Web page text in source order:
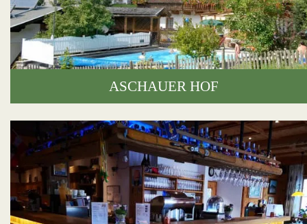
ASCHAUER HOF